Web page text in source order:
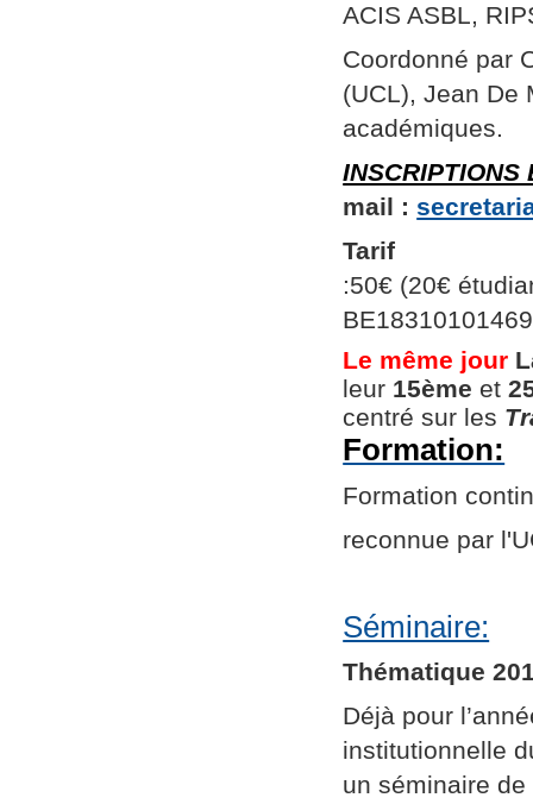
ACIS ASBL,
Coordonné par
(UCL), Jean De
académiques.
INSCRIPTIONS
mail :
Tarif
:50€ (20€
Le même jour
leur 15ème et
centré sur les
Formation:
Formation
reconnue par
Séminaire:
Thématique
Déjà pour
institutionnelle
un séminaire